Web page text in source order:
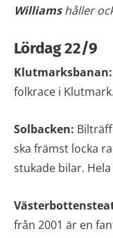
Williamshåller
Lördag 22/9
Klutmarksbanan:
folkrace i Klutmark.
Solbacken:
ska främst locka
stukade bilar.
från 2001 är en